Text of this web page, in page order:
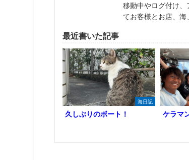
移動中やログ付け、
てお客様とお店、海
最近書いた記事
海日記
久しぶりのボート！ ケラマ